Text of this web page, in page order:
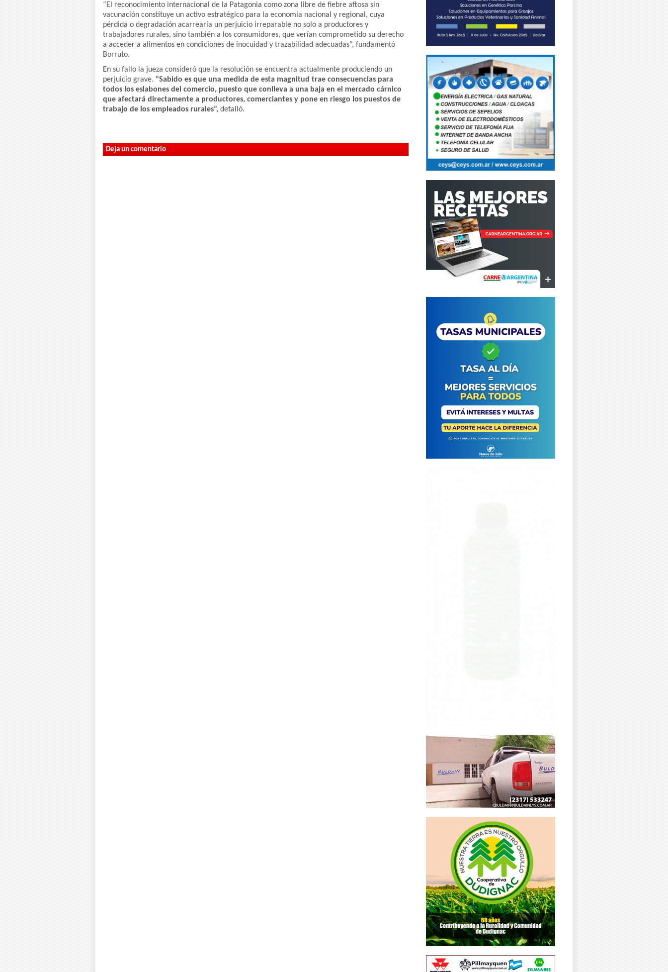
“El reconocimiento internacional de la Patagonia como zona libre de fiebre aftosa sin
vacunación constituye un activo estratégico para la economía nacional y regional, cuya
pérdida o degradación acarrearía un perjuicio irreparable no solo a productores y
trabajadores rurales, sino también a los consumidores, que verían comprometido su derecho
a acceder a alimentos en condiciones de inocuidad y trazabilidad adecuadas”, fundamentó
Borruto.
En su fallo la jueza consideró que la resolución se encuentra actualmente produciendo un
perjuicio grave. “Sabido es que una medida de esta magnitud trae consecuencias para
todos los eslabones del comercio, puesto que conlleva a una baja en el mercado cárnico
que afectará directamente a productores, comerciantes y pone en riesgo los puestos de
trabajo de los empleados rurales”, detalló.
Deja un comentario